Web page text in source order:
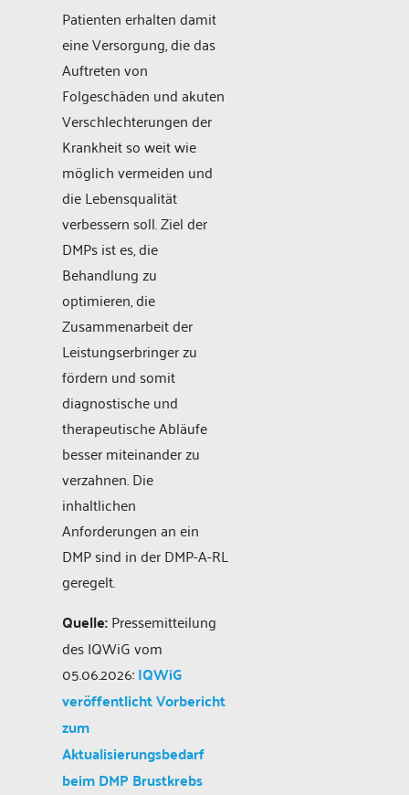
Patienten erhalten damit
eine Versorgung, die das
Auftreten von
Folgeschäden und akuten
Verschlechterungen der
Krankheit so weit wie
möglich vermeiden und
die Lebensqualität
verbessern soll. Ziel der
DMPs ist es, die
Behandlung zu
optimieren, die
Zusammenarbeit der
Leistungserbringer zu
fördern und somit
diagnostische und
therapeutische Abläufe
besser miteinander zu
verzahnen. Die
inhaltlichen
Anforderungen an ein
DMP sind in der DMP-A-RL
geregelt.
Quelle:Pressemitteilung
des IQWiG vom
05.06.2026:IQWiG
veröffentlicht Vorbericht
zum
Aktualisierungsbedarf
beim DMP Brustkrebs